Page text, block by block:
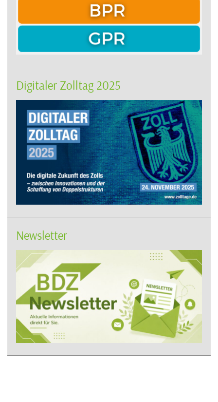
Digitaler Zolltag 2025
Newsletter